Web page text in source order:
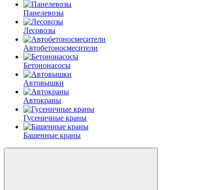
Панелевозы
Лесовозы
Автобетоно­смесители
Бетононасосы
Автовышки
Автокраны
Гусеничные краны
Башенные краны